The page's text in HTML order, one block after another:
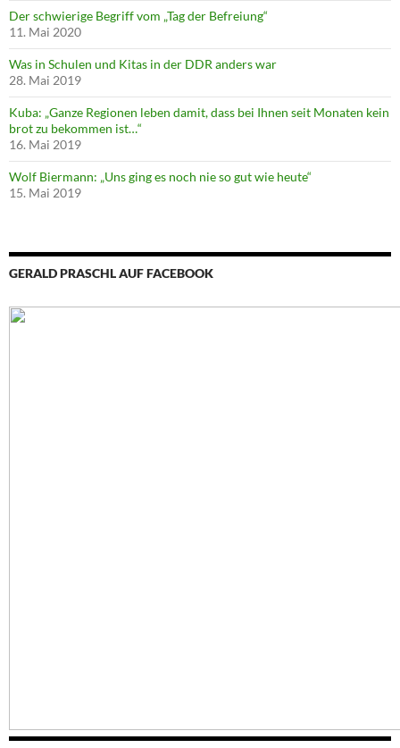
Der schwierige Begriff vom „Tag der Befreiung“
11. Mai 2020
Was in Schulen und Kitas in der DDR anders war
28. Mai 2019
Kuba: „Ganze Regionen leben damit, dass bei Ihnen seit Monaten kein
brot zu bekommen ist…“
16. Mai 2019
Wolf Biermann: „Uns ging es noch nie so gut wie heute“
15. Mai 2019
GERALD PRASCHL AUF FACEBOOK